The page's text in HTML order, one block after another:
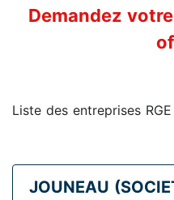
Demandez
Liste des entreprises
JOUNEAU